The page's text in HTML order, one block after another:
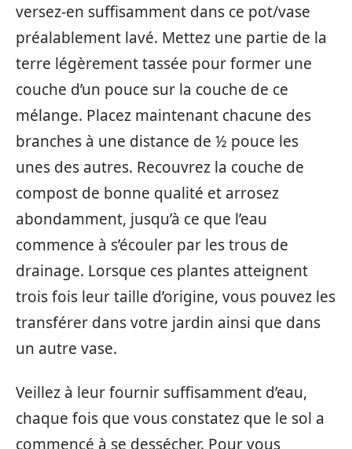
versez-en suffisamment dans ce pot/vase
préalablement lavé. Mettez une partie de la
terre légèrement tassée pour former une
couche d’un pouce sur la couche de ce
mélange. Placez maintenant chacune des
branches à une distance de ½ pouce les
unes des autres. Recouvrez la couche de
compost de bonne qualité et arrosez
abondamment, jusqu’à ce que l’eau
commence à s’écouler par les trous de
drainage. Lorsque ces plantes atteignent
trois fois leur taille d’origine, vous pouvez les
transférer dans votre jardin ainsi que dans
un autre vase.
Veillez à leur fournir suffisamment d’eau,
chaque fois que vous constatez que le sol a
commencé à se dessécher. Pour vous